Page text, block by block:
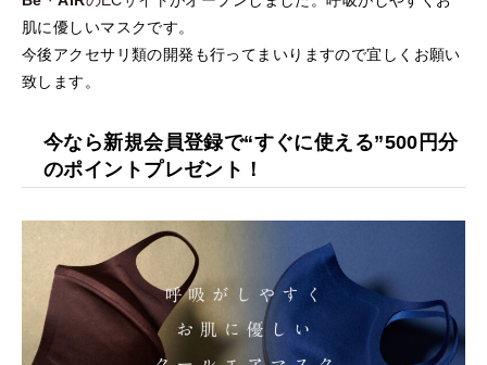
肌に優しいマスクです。
今後アクセサリ類の開発も行ってまいりますので宜しくお願い
致します。
今なら新規会員登録で“すぐに使える”500円分
のポイントプレゼント！